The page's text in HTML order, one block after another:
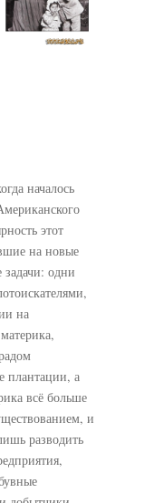
началось
этот
на новые
задачи: одни
на
плантации, а
всё больше
и
разводить